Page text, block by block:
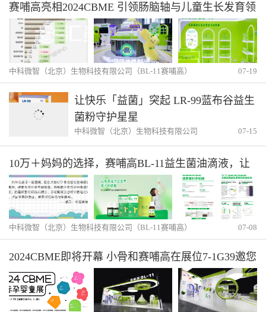
赛哺高亮相2024CBME 引领肠脑轴与儿童生长发育领
域新赛道
中科微智（北京）生物科技有限公司（BL-11赛哺高） 07-19
让快乐「益菌」突起 LR-99蓝布谷益生
菌粉守护星星
中科微智（北京）生物科技有限公司
07-15
10万＋妈妈的选择，赛哺高BL-11益生菌油滴液，让
身高成为全世界孩子的骄傲
中科微智（北京）生物科技有限公司（BL-11赛哺高） 07-08
2024CBME即将开幕 小骨和赛哺高在展位7-1G39邀您
逛展